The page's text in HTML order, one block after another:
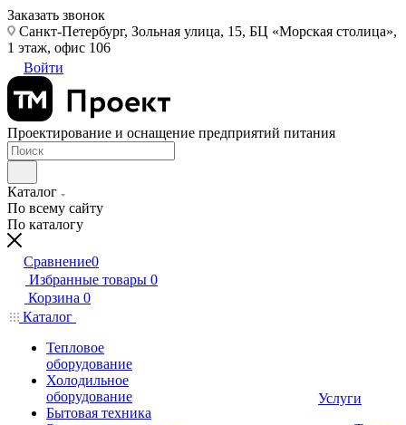
Заказать звонок
Санкт-Петербург, Зольная улица, 15, БЦ «Морская столица»,
1 этаж, офис 106
Войти
Проектирование и оснащение предприятий питания
Каталог
По всему сайту
По каталогу
Сравнение0
Избранные товары 0
Корзина 0
Каталог
Тепловое
оборудование
Холодильное
оборудование
Бытовая техника
Услуги